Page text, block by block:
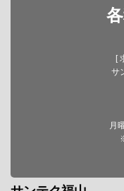
[
サ
月